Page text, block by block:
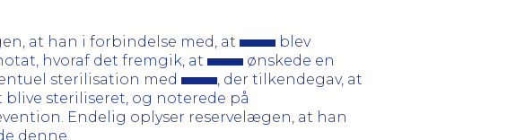
at han i forbindelse med, at
blev
hvoraf det fremgik, at
ønskede en
sterilisation med
, der tilkendegav, at
steriliseret, og noterede på
Endelig oplyser reservelægen, at han
denne.